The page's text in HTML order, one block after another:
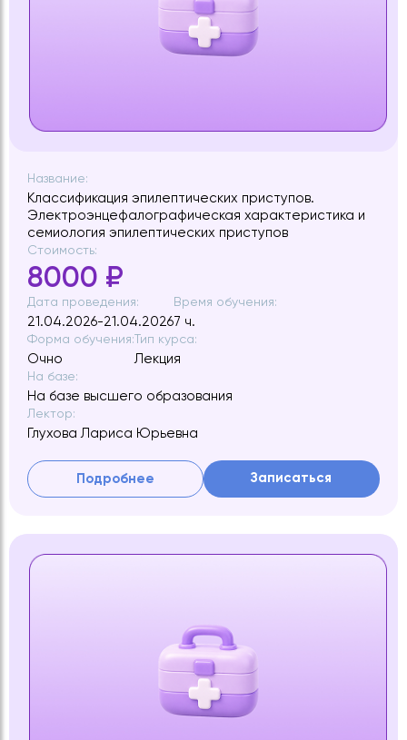
Название:
Классификация эпилептических приступов.
Электроэнцефалографическая характеристика и
семиология эпилептических приступов
Стоимость:
8000 ₽
Дата проведения:
21.04.2026-21.04.2026
Время обучения:
7 ч.
Форма обучения:
Очно
Тип курса:
Лекция
На базе:
На базе высшего образования
Лектор:
Глухова Лариса Юрьевна
Подробнее Записаться